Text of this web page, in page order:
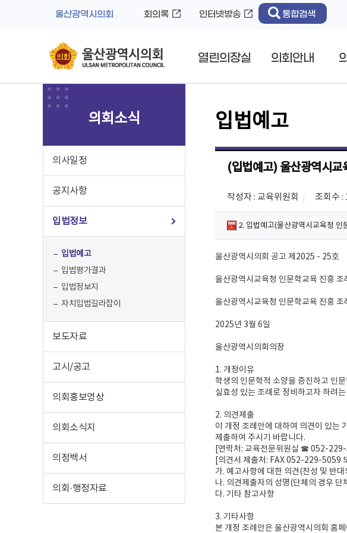
울산광역시의회 회의록 인터넷방송 통합검색
열린의장실 의회안내
의회소식
의사일정
공지사항
입법정보
입법예고
입법평가결과
입법정보지
자치입법길라잡이
보도자료
고시/공고
의회홍보영상
의회소식지
의정백서
의회·행정자료
입법예고
(입법예고) 울산광역시교
작성자 : 교육위원회 조회수 :
2. 입법예고(울산광역시교육청
울산광역시의회 공고 제2025 - 25호
울산광역시교육청 인문학교육 진흥
울산광역시교육청 인문학교육 진흥
2025년 3월 6일
울산광역시의회의장
1. 개정이유
학생의 인문학적 소양을 증진하고 인
실효성 있는 조례로 정비하고자 하려는
2. 의견제출
이 개정 조례안에 대하여 의견이 있는
제출하여 주시기 바랍니다.
[연락처: 교육전문위원실 ☎ 052-229-
[의견서 제출처: FAX 052-229-
가. 예고사항에 대한 의견(찬성 및 반
나. 의견제출자의 성명(단체의 경우
다. 기타 참고사항
3. 기타사항
본 개정 조례안은 울산광역시의회 홈